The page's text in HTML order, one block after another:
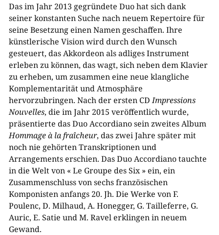
Das im Jahr 2013 gegründete Duo hat sich dank
seiner konstanten Suche nach neuem Repertoire für
seine Besetzung einen Namen geschaffen. Ihre
künstlerische Vision wird durch den Wunsch
gesteuert, das Akkordeon als adliges Instrument
erleben zu können, das wagt, sich neben dem Klavier
zu erheben, um zusammen eine neue klangliche
Komplementarität und Atmosphäre
hervorzubringen. Nach der ersten CDImpressions
Nouvelles, die im Jahr 2015 veröffentlich wurde,
präsentierte das Duo Accordiano sein zweites Album
Hommage à la fraîcheur, das zwei Jahre später mit
noch nie gehörten Transkriptionen und
Arrangements erschien. Das Duo Accordiano tauchte
in die Welt von « Le Groupe des Six » ein, ein
Zusammenschluss von sechs französischen
Komponisten anfangs 20. Jh. Die Werke von F.
Poulenc, D. Milhaud, A. Honegger, G. Tailleferre, G.
Auric, E. Satie und M. Ravel erklingen in neuem
Gewand.